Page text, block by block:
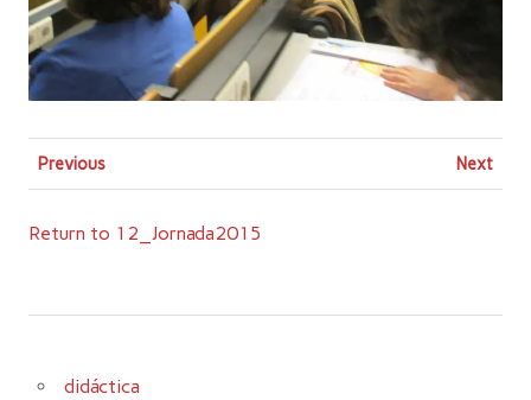
Previous Next
Return to 12_Jornada2015
didáctica